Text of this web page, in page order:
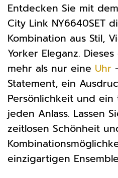
Entdecken Sie mit dem
City Link NY6640SET
Kombination aus Stil,
Yorker Eleganz.
mehr als nur eine Uhr
Statement, ein
Persönlichkeit und
jeden Anlass. Lassen
zeitlosen Schönheit
einzigartigen